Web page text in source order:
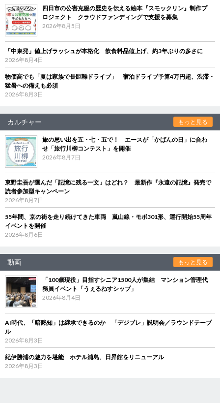
四日市の公害克服の歴史を伝える絵本『スモックリン』制作プ
ロジェクト クラウドファンディングで支援を募集
2026年8月5日
「中東発」値上げラッシュが本格化 飲食料品値上げ、約3年ぶりの多さに
2026年8月4日
物価高でも「夏は家族で長距離ドライブ」 宿泊ドライブ予算4万円超、渋滞・
猛暑への備えも必須
2026年8月3日
カルチャー もっと見る
旅の思い出を五・七・五で！ エースが「かばんの日」に合わ
せ「旅行川柳コンテスト」を開催
2026年8月7日
東野圭吾が選んだ「記憶に残る一文」はどれ？ 最新作『永遠の記憶』発売で
読者参加型キャンペーン
2026年8月7日
55年間、京の街を走り続けてきた車両 嵐山線・モボ301形、運行開始55周年
イベントを開催
2026年8月6日
動画 もっと見る
「100歳現役」目指すシニア1500人が集結 マンション管理代
務員イベント「うぇるねすシップ」
2026年8月4日
AI時代、「暗黙知」は継承できるのか 「デジブレ」説明会／ラウンドテーブ
ル
2026年8月3日
紀伊勝浦の魅力を堪能 ホテル浦島、日昇館をリニューアル
2026年8月3日